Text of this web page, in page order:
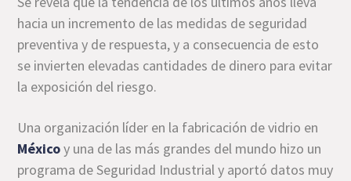
hacia un incremento de las medidas de seguridad
preventiva y de respuesta, y a consecuencia de esto
se invierten elevadas cantidades de dinero para evitar
la exposición del riesgo.
Una organización líder en la fabricación de vidrio en
Méxicoy una de las más grandes del mundo hizo un
programa de Seguridad Industrial y aportó datos muy